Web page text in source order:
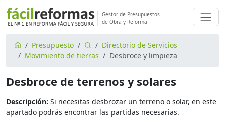
Gestor de Presupuestos
de Obra y Reforma
Presupuesto
Directorio de Servicios
Movimiento de tierras
Desbroce y limpieza
Desbroce de terrenos y solares
Descripción: Si necesitas desbrozar un terreno o solar, en este
apartado podrás encontrar las partidas necesarias.